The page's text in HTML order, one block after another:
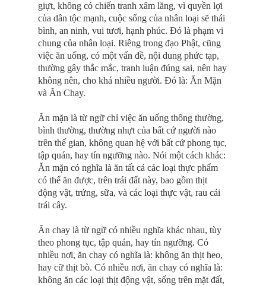
giựt, không có chiến tranh xâm lăng, vì quyền lợi
của dân tộc mạnh, cuộc sống của nhân loại sẽ thái
bình, an ninh, vui tươi, hạnh phúc. Ðó là phạm vi
chung của nhân loại. Riêng trong đạo Phật, cũng
việc ăn uống, có một vấn đề, nội dung phức tạp,
thường gây thắc mắc, tranh luận đúng sai, nên hay
không nên, cho khá nhiều người. Ðó là: Ăn Mặn
và Ăn Chay.
Ăn mặn là từ ngữ chỉ việc ăn uống thông thường,
bình thường, thường nhựt của bất cứ người nào
trên thế gian, không quan hệ với bất cứ phong tục,
tập quán, hay tín ngưỡng nào. Nói một cách khác:
Ăn mặn có nghĩa là ăn tất cả các loại thực phẩm
có thể ăn được, trên trái đất này, bao gồm thịt
động vật, trứng, sữa, và các loại thực vật, rau cải
trái cây.
Ăn chay là từ ngữ có nhiều nghĩa khác nhau, tùy
theo phong tục, tập quán, hay tín ngưỡng. Có
nhiều nơi, ăn chay có nghĩa là: không ăn thịt heo,
hay cữ thịt bò. Có nhiều nơi, ăn chay có nghĩa là:
không ăn các loại thịt động vật, sống trên mặt đất,